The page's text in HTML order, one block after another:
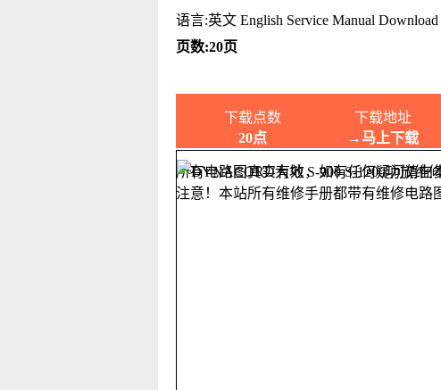
语言:英文 English Service Manual Download
页数:20页
下载点数
下载地址
20点
→马上下载
所有电路图真实有效，如有任何疑问请在
注意！本站所有维修手册都带有维修电路